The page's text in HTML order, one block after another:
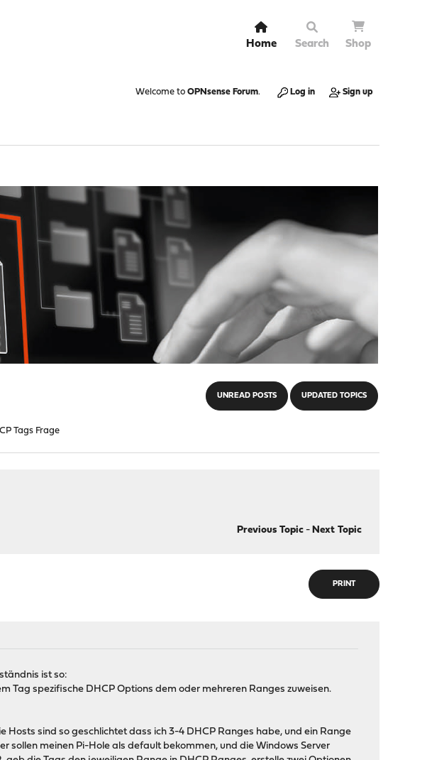
Home Search Shop
Welcome to OPNsense Forum. Log in Sign up
UNREAD POSTS UPDATED TOPICS
Tags Frage
Previous Topic- Next Topic
PRINT
ist so:
Tag spezifische DHCP Options dem oder mehreren Ranges zuweisen.
Hosts sind so geschlichtet dass ich 3-4 DHCP Ranges habe, und ein Range
sollen meinen Pi-Hole als default bekommen, und die Windows Server